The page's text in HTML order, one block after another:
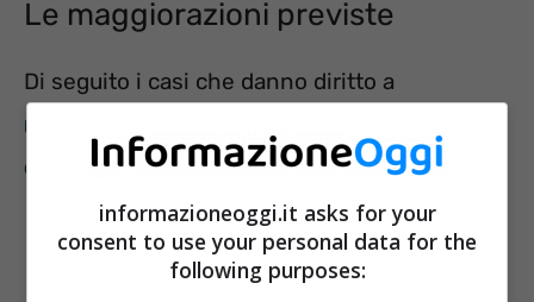
Le maggiorazioni previste
Di seguito i casi che danno diritto a
maggiorazioni dell’importo spettante
dell’assegno unico e universale:
20 euro mensili per ogni figlio in caso
madri con età inferiore a 21 anni;
informazioneoggi.it asks for your
consent to use your personal data for the
following purposes: